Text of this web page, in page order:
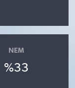
NEM
%33